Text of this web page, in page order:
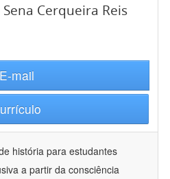
Cerqueira Reis
E-mail
história para estudantes
a partir da consciência